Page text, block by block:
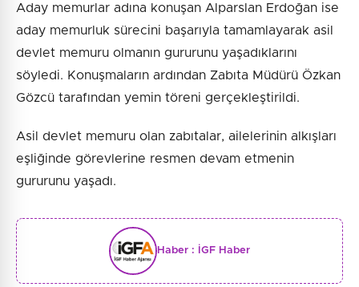
Aday memurlar adına konuşan Alparslan Erdoğan ise
aday memurluk sürecini başarıyla tamamlayarak asil
devlet memuru olmanın gururunu yaşadıklarını
söyledi. Konuşmaların ardından Zabıta Müdürü Özkan
Gözcü tarafından yemin töreni gerçekleştirildi.
Asil devlet memuru olan zabıtalar, ailelerinin alkışları
eşliğinde görevlerine resmen devam etmenin
gururunu yaşadı.
Haber : İGF Haber